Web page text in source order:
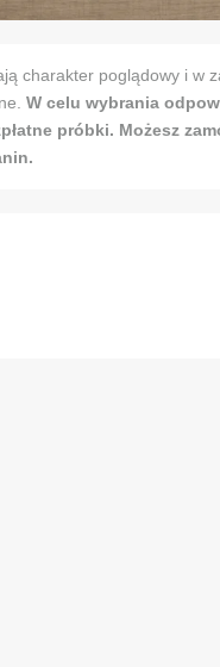
charakter poglądowy i w
W celu wybrania
próbki. Możesz